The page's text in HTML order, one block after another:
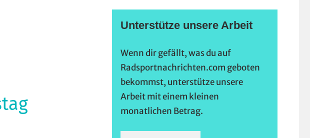
Unterstütze unsere Arbeit
Wenn dir gefällt, was du auf
Radsportnachrichten.com geboten
bekommst, unterstütze unsere
Arbeit mit einem kleinen
monatlichen Betrag.